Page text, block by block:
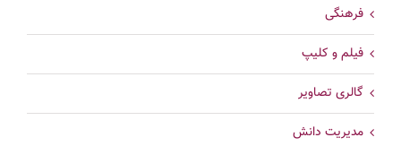
فرهنگی
فیلم و کلیپ
گالری تصاویر
مدیریت دانش